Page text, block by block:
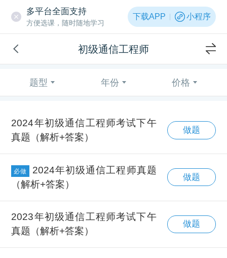
多平台全面支持
方便选课，随时随地学习
下载APP 小程序
初级通信工程师
题型 年份 价格
2024年初级通信工程师考试下午
真题（解析+答案）
做题
必做
2024年初级通信工程师真题
（解析+答案）
做题
2023年初级通信工程师考试下午
真题（解析+答案）
做题